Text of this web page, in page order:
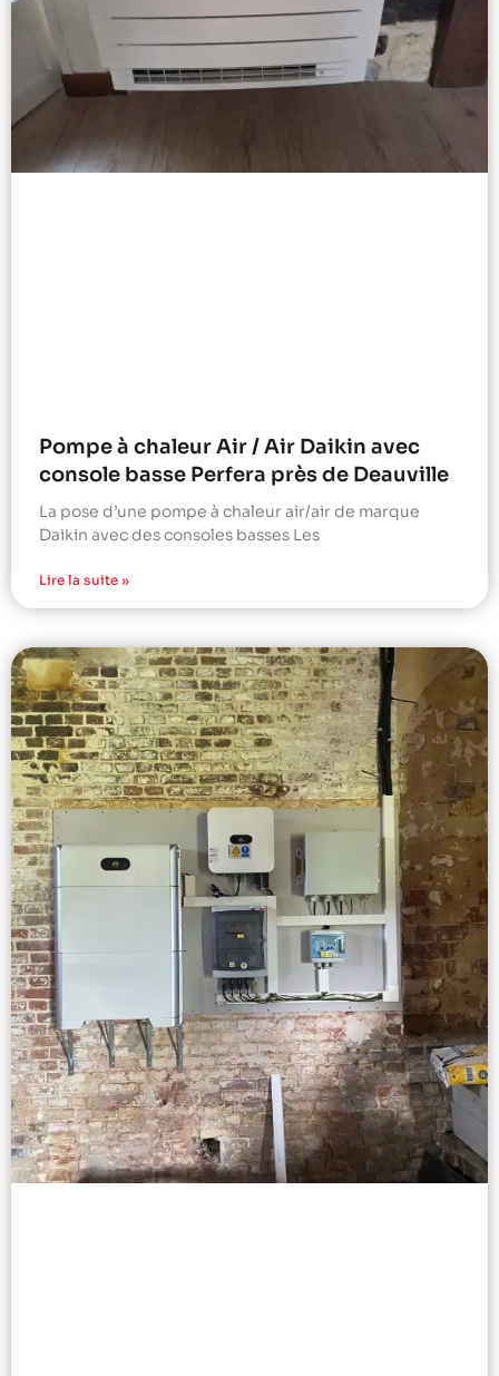
Pompe à chaleur Air / Air Daikin avec
console basse Perfera près de Deauville
La pose d’une pompe à chaleur air/air de marque
Daikin avec des consoles basses Les
Lire la suite »